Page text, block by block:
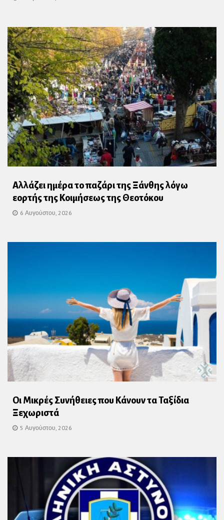
Αλλάζει ημέρα το παζάρι της Ξάνθης λόγω
εορτής της Κοιμήσεως της Θεοτόκου
6 Αυγούστου, 2026
Οι Μικρές Συνήθειες που Κάνουν τα Ταξίδια
Ξεχωριστά
5 Αυγούστου, 2026